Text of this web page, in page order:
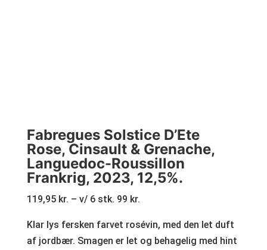
Fabregues Solstice D’Ete
Rose, Cinsault & Grenache,
Languedoc-Roussillon
Frankrig, 2023, 12,5%.
119,95 kr. – v/ 6 stk. 99 kr.
Klar lys fersken farvet rosévin, med den let duft
af jordbær. Smagen er let og behagelig med hint